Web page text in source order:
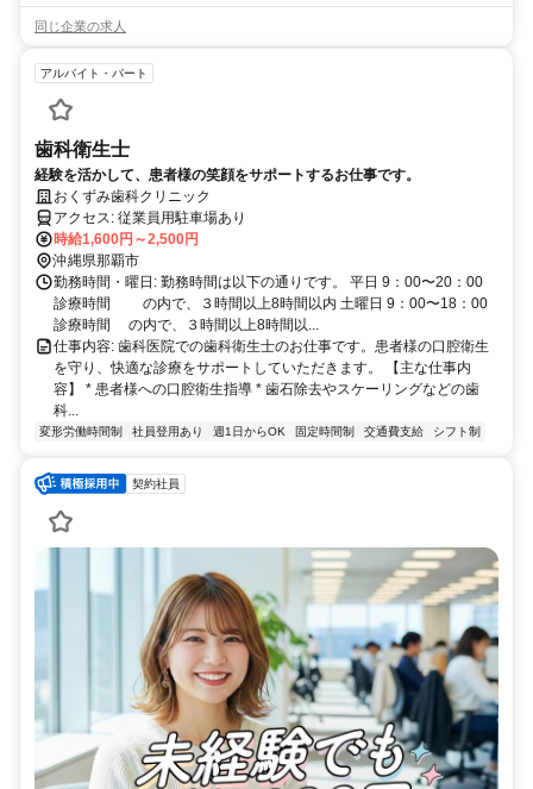
同じ企業の求人
アルバイト・パート
歯科衛生士
経験を活かして、患者様の笑顔をサポートするお仕事です。
おくずみ歯科クリニック
アクセス: 従業員用駐車場あり
時給1,600円～2,500円
沖縄県那覇市
勤務時間・曜日: 勤務時間は以下の通りです。 平日 9：00〜20：00
診療時間 の内で、３時間以上8時間以内 土曜日 9：00〜18：00
診療時間 の内で、３時間以上8時間以...
仕事内容: 歯科医院での歯科衛生士のお仕事です。患者様の口腔衛生
を守り、快適な診療をサポートしていただきます。 【主な仕事内
容】 * 患者様への口腔衛生指導 * 歯石除去やスケーリングなどの歯
科...
変形労働時間制 社員登用あり 週1日からOK 固定時間制 交通費支給 シフト制
契約社員